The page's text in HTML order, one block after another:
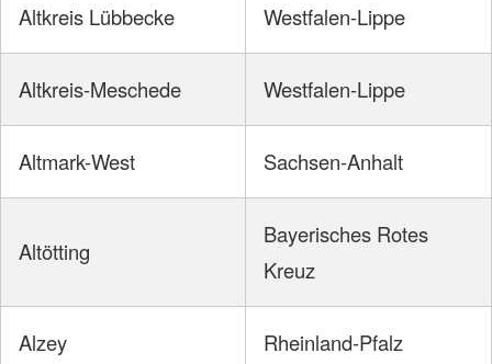
Altkreis Lübbecke Westfalen-Lippe
Altkreis-Meschede Westfalen-Lippe
Altmark-West Sachsen-Anhalt
Altötting
Bayerisches Rotes
Kreuz
Alzey Rheinland-Pfalz